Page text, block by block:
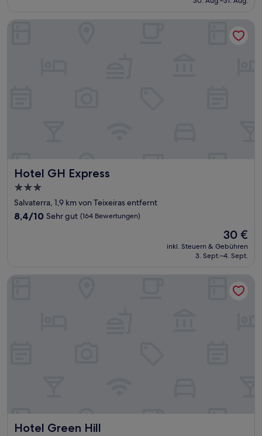
Bewertungen)
Hotel GH Express
Hotel GH Express
3.0-
Sterne-
Unterkunft
Salvaterra, 1,9 km von Teixeiras entfernt
8.4
Bewertungen)
8,4/10 Sehr gut (164 Bewertungen)
Der
Preis
beträgt
30 €
inkl. Steuern & Gebühren
3. Sept.–4. Sept.
Hotel Green Hill
Hotel Green Hill
Hotel Green Hill